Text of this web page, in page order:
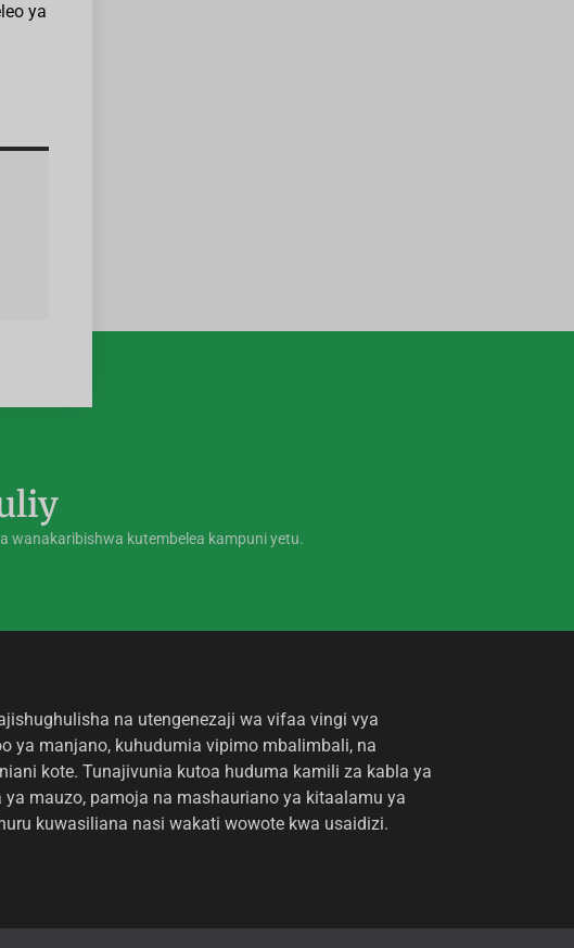
ya
wanakaribishwa kutembelea kampuni yetu.
na utengenezaji wa vifaa vingi vya
ya manjano, kuhudumia vipimo mbalimbali, na
kote. Tunajivunia kutoa huduma kamili za kabla ya
ya mauzo, pamoja na mashauriano ya kitaalamu ya
kuwasiliana nasi wakati wowote kwa usaidizi.